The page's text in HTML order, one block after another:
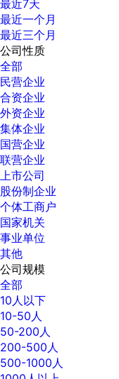
最近7天
最近一个月
最近三个月
公司性质
全部
民营企业
合资企业
外资企业
集体企业
国营企业
联营企业
上市公司
股份制企业
个体工商户
国家机关
事业单位
其他
公司规模
全部
10人以下
10-50人
50-200人
200-500人
500-1000人